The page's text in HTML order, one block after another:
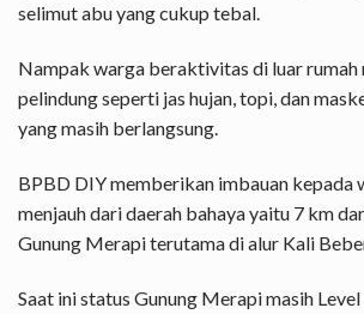
selimut abu yang cukup tebal.
Nampak warga beraktivitas di luar rumah
pelindung seperti jas hujan, topi, dan
yang masih berlangsung.
BPBD DIY memberikan imbauan kepada
menjauh dari daerah bahaya yaitu 7 km
Gunung Merapi terutama di alur Kali
Saat ini status Gunung Merapi masih